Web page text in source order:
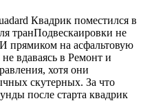
Квадрик поместился в
транПодвескаировки не
прямиком на асфальтовую
вдаваясь в Ремонт и
хотя они
скутерных. За что
после старта квадрик